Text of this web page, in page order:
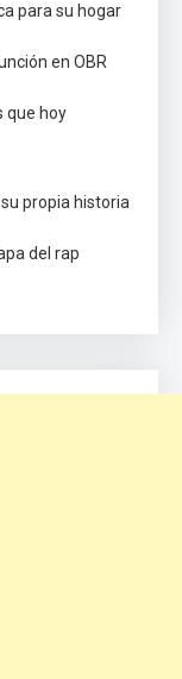
para su hogar
en OBR
que hoy
propia historia
del rap